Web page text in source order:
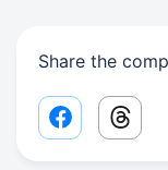
Share the
Facebook